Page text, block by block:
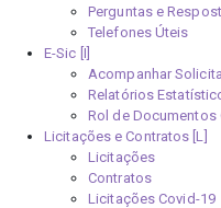
Perguntas e
Telefones Úteis
E-Sic [I]
Acompanhar
Relatórios
Rol de Documentos
Licitações e Contratos [L]
Licitações
Contratos
Licitações Covid-19